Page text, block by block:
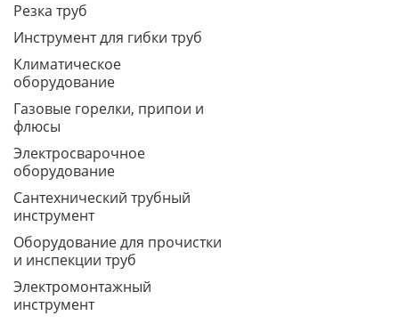
Резка труб
Инструмент для гибки труб
Климатическое
оборудование
Газовые горелки, припои и
флюсы
Электросварочное
оборудование
Сантехнический трубный
инструмент
Оборудование для прочистки
и инспекции труб
Электромонтажный
инструмент